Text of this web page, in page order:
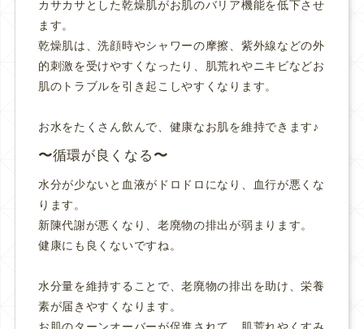
カサカサとした乾燥肌がお肌のバリア機能を低下させ
ます。
乾燥肌は、洗顔時やシャワーの摩擦、紫外線などの外
的刺激を受けやすくなったり、肌荒れやニキビなどお
肌のトラブルを引き起こしやすくなります。
お水をたくさん飲んで、健康なお肌を維持できます♪
循環が良くなる
水分が少ないと血液がドロドロになり、血行が悪くな
ります。
新陳代謝が悪くなり、老廃物の排出が弱まります。
健康にも良くないですね。
水分量を維持することで、老廃物の排出を助け、栄養
素が届きやすくなります。